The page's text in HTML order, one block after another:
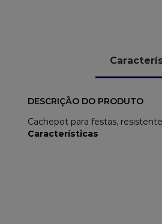
DESCRIÇÃO DO PRODUTO
Cachepot para festas,
Características